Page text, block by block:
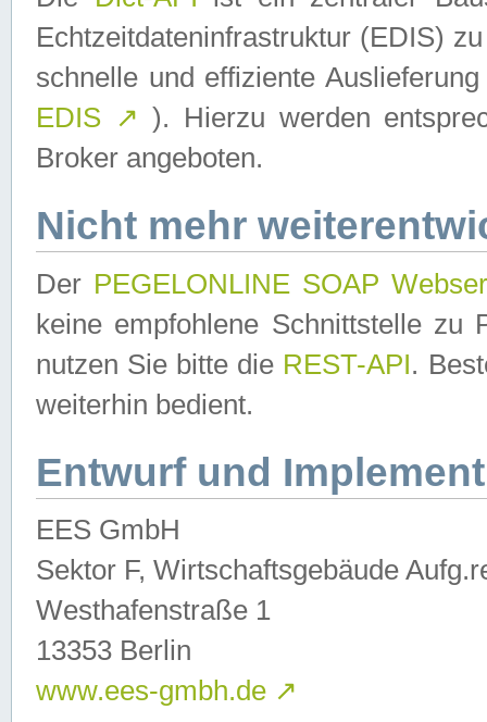
Echtzeitdateninfrastruktur (EDIS)
schnelle und effiziente
EDIS ↗ ). Hierzu werden
Broker angeboten.
Nicht mehr
Der PEGELONLINE SOAP
keine empfohlene Schnittstelle zu
nutzen Sie bitte die REST-API.
weiterhin bedient.
Entwurf und
EES GmbH
Sektor F, Wirtschaftsgebäude
Westhafenstraße 1
13353 Berlin
www.ees-gmbh.de ↗